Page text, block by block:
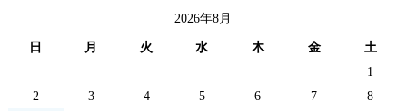
2026年8月
日 月 火 水 木 金
土
1
2
3 4 5 6 7 8